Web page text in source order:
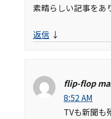
素晴らしい記事をあ
返信 ↓
flip-flop
8:52 AM
TVも新聞も